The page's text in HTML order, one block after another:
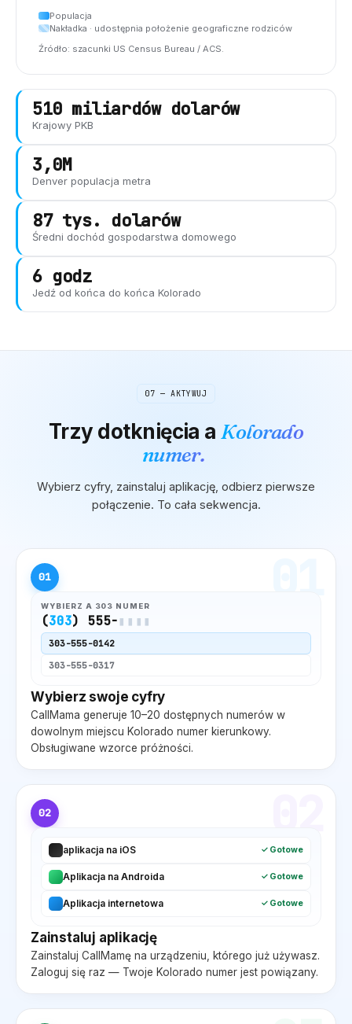
Populacja
Nakładka · udostępnia położenie geograficzne rodziców
Źródło: szacunki US Census Bureau / ACS.
510 miliardów dolarów
Krajowy PKB
3,0M
Denver populacja metra
87 tys. dolarów
Średni dochód gospodarstwa domowego
6 godz
Jedź od końca do końca Kolorado
07 — AKTYWUJ
Trzy dotknięcia a Kolorado
numer.
Wybierz cyfry, zainstaluj aplikację, odbierz pierwsze
połączenie. To cała sekwencja.
01
WYBIERZ A 303 NUMER
(303) 555-▮▮▮▮
303-555-0142
303-555-0317
Wybierz swoje cyfry
CallMama generuje 10–20 dostępnych numerów w
dowolnym miejscu Kolorado numer kierunkowy.
Obsługiwane wzorce próżności.
02
aplikacja na iOS ✓ Gotowe
Aplikacja na Androida ✓ Gotowe
Aplikacja internetowa ✓ Gotowe
Zainstaluj aplikację
Zainstaluj CallMamę na urządzeniu, którego już używasz.
Zaloguj się raz — Twoje Kolorado numer jest powiązany.